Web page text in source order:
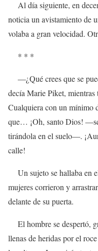
Al día siguiente, en
noticia un avistamiento de
volaba a gran velocidad.
* * *
—¿Qué crees que se
decía Marie Piket,
Cualquiera con un mínimo
que… ¡Oh, santo Dios!
tirándola en el suelo—.
calle!
Un sujeto se hallaba en
mujeres corrieron y
delante de su puerta.
El hombre se despertó,
llenas de heridas por el